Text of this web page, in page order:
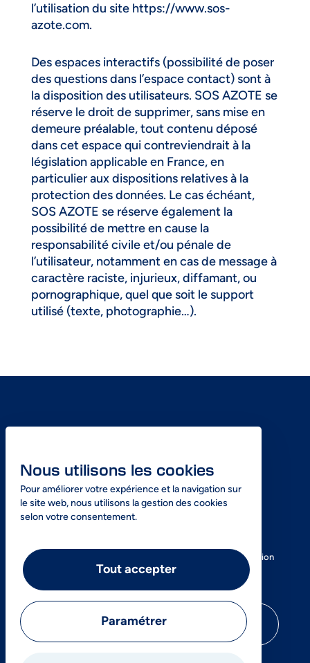
Nous utilisons les cookies
Pour améliorer votre expérience et la navigation sur
le site web, nous utilisons la gestion des cookies
selon votre consentement.
Paramétrer
Tout accepter
l’utilisation du site https://www.sos-
azote.com.
Des espaces interactifs (possibilité de poser
des questions dans l’espace contact) sont à
la disposition des utilisateurs. SOS AZOTE se
réserve le droit de supprimer, sans mise en
demeure préalable, tout contenu déposé
dans cet espace qui contreviendrait à la
législation applicable en France, en
particulier aux dispositions relatives à la
protection des données. Le cas échéant,
SOS AZOTE se réserve également la
possibilité de mettre en cause la
responsabilité civile et/ou pénale de
l’utilisateur, notamment en cas de message à
caractère raciste, injurieux, diffamant, ou
pornographique, quel que soit le support
utilisé (texte, photographie…).
liquide en Île-de-France ainsi que dans la vente et la location
de réservoirs cryogéniques.
01 69 85 32 61